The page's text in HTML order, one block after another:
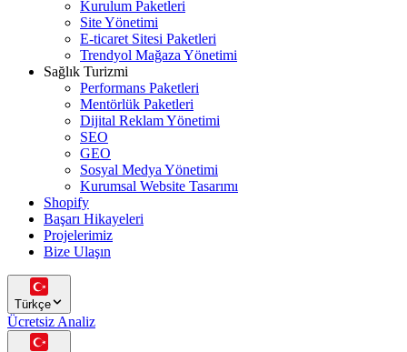
Kurulum Paketleri
Site Yönetimi
E-ticaret Sitesi Paketleri
Trendyol Mağaza Yönetimi
Sağlık Turizmi
Performans Paketleri
Mentörlük Paketleri
Dijital Reklam Yönetimi
SEO
GEO
Sosyal Medya Yönetimi
Kurumsal Website Tasarımı
Shopify
Başarı Hikayeleri
Projelerimiz
Bize Ulaşın
Türkçe
Ücretsiz Analiz